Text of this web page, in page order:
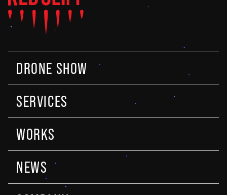
DRONE SHOW
SERVICES
WORKS
NEWS